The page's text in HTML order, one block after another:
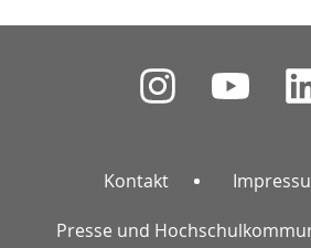
Kontakt
Presse und